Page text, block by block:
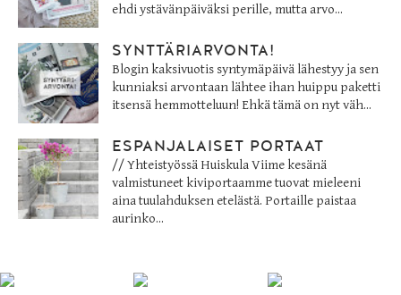
ehdi ystävänpäiväksi perille, mutta arvo...
SYNTTÄRIARVONTA!
Blogin kaksivuotis syntymäpäivä lähestyy ja sen
kunniaksi arvontaan lähtee ihan huippu paketti
itsensä hemmotteluun! Ehkä tämä on nyt väh...
ESPANJALAISET PORTAAT
// Yhteistyössä Huiskula Viime kesänä
valmistuneet kiviportaamme tuovat mieleeni
aina tuulahduksen etelästä. Portaille paistaa
aurinko...